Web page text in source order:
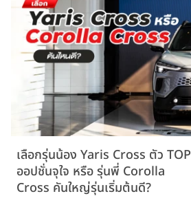
เลือกรุ่นน้อง Yaris Cross ตัว TOP
ออปชั่นจุใจ หรือ รุ่นพี่ Corolla
Cross คันใหญ่รุ่นเริ่มต้นดี?